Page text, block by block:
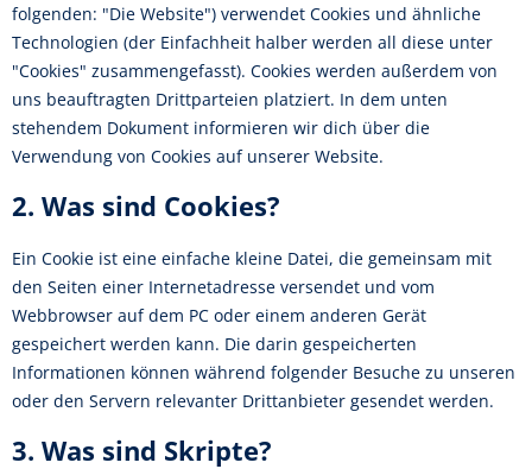
folgenden: "Die Website") verwendet Cookies und ähnliche
Technologien (der Einfachheit halber werden all diese unter
"Cookies" zusammengefasst). Cookies werden außerdem von
uns beauftragten Drittparteien platziert. In dem unten
stehendem Dokument informieren wir dich über die
Verwendung von Cookies auf unserer Website.
2. Was sind Cookies?
Ein Cookie ist eine einfache kleine Datei, die gemeinsam mit
den Seiten einer Internetadresse versendet und vom
Webbrowser auf dem PC oder einem anderen Gerät
gespeichert werden kann. Die darin gespeicherten
Informationen können während folgender Besuche zu unseren
oder den Servern relevanter Drittanbieter gesendet werden.
3. Was sind Skripte?